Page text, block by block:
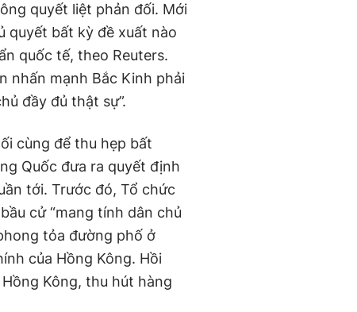
quyết liệt phản đối. Mới
quyết bất kỳ đề xuất nào
quốc tế, theo Reuters.
nhấn mạnh Bắc Kinh phải
đầy đủ thật sự”.
cùng để thu hẹp bất
Quốc đưa ra quyết định
tới. Trước đó, Tổ chức
cử “mang tính dân chủ
tỏa đường phố ở
của Hồng Kông. Hồi
Kông, thu hút hàng